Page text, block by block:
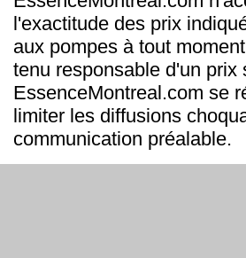
l'exactitude des prix
aux pompes à tout
tenu responsable d'un
EssenceMontreal.com se
limiter les diffusions
communication préalable.